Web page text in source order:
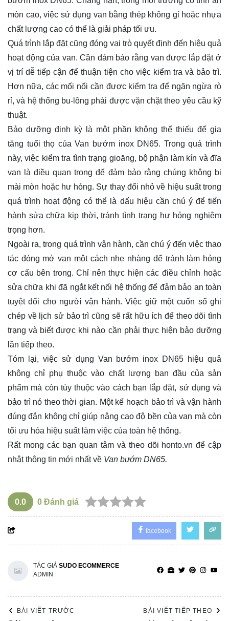
mòn cao, việc sử dụng van bằng thép không gỉ hoặc nhựa
chất lượng cao có thể là giải pháp tối ưu.
Quá trình lắp đặt cũng đóng vai trò quyết định đến hiệu quả
hoạt động của van. Cần đảm bảo rằng van được lắp đặt ở
vị trí dễ tiếp cận để thuận tiện cho việc kiểm tra và bảo trì.
Hơn nữa, các mối nối cần được kiểm tra để ngăn ngừa rò
rỉ, và hệ thống bu-lông phải được vặn chặt theo yêu cầu kỹ
thuật.
Bảo dưỡng định kỳ là một phần không thể thiếu để gia
tăng tuổi thọ của Van bướm inox DN65. Trong quá trình
này, việc kiểm tra tình trạng gioăng, bộ phận làm kín và đĩa
van là điều quan trọng để đảm bảo rằng chúng không bị
mài mòn hoặc hư hỏng. Sự thay đổi nhỏ về hiệu suất trong
quá trình hoạt động có thể là dấu hiệu cần chú ý để tiến
hành sửa chữa kịp thời, tránh tình trạng hư hỏng nghiêm
trọng hơn.
Ngoài ra, trong quá trình vận hành, cần chú ý đến việc thao
tác đóng mở van một cách nhẹ nhàng để tránh làm hỏng
cơ cấu bên trong. Chỉ nên thực hiện các điều chỉnh hoặc
sửa chữa khi đã ngắt kết nối hệ thống để đảm bảo an toàn
tuyệt đối cho người vận hành. Việc giữ một cuốn sổ ghi
chép về lịch sử bảo trì cũng sẽ rất hữu ích để theo dõi tình
trạng và biết được khi nào cần phải thực hiện bảo dưỡng
lần tiếp theo.
Tóm lại, việc sử dụng Van bướm inox DN65 hiệu quả
không chỉ phụ thuộc vào chất lượng ban đầu của sản
phẩm mà còn tùy thuộc vào cách bạn lắp đặt, sử dụng và
bảo trì nó theo thời gian. Một kế hoạch bảo trì và vận hành
đúng đắn không chỉ giúp nâng cao độ bền của van mà còn
tối ưu hóa hiệu suất làm việc của toàn hệ thống.
Rất mong các bạn quan tâm và theo dõi honto.vn để cập
nhật thông tin mới nhất về Van bướm DN65.
0.0 0 Đánh giá
facebook
TÁC GIẢ SUDO ECOMMERCE
ADMIN
BÀI VIẾT TRƯỚC BÀI VIẾT TIẾP THEO